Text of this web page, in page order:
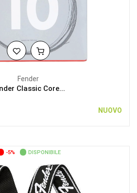
Fender
Classic Core...
NUOVO
-5% DISPONIBILE